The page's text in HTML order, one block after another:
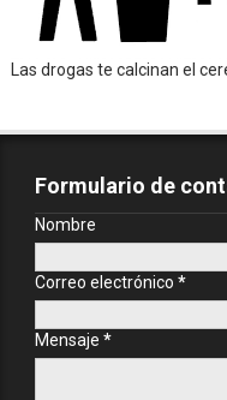
Las drogas te calcinan el
Formulario de
Nombre
Correo electrónico *
Mensaje *